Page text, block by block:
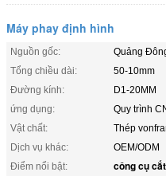
Máy phay định hình
Nguồn gốc:
Quảng
Tổng chiều dài:
50-10mm
Đường kính:
D1-20MM
ứng dụng:
Quy trình
Vật chất:
Thép
Dịch vụ khác:
OEM/ODM
Điểm nổi bật:
công cụ